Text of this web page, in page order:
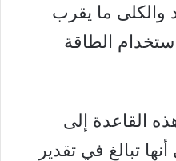
والكلى ما يقرب
استخدام الطاقة
القاعدة إلى
تبالغ في تقدير